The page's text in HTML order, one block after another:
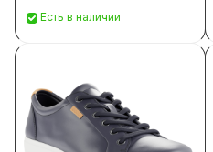
Есть в наличии